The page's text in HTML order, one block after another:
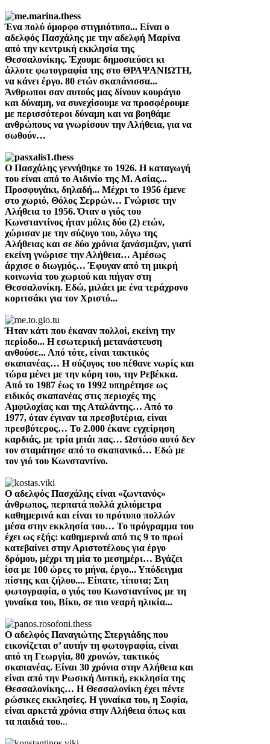
Ένα πολύ όμορφο στιγμιότυπο... Είναι ο
αδελφός Πασχάλης με την αδελφή Μαρίνα
από την κεντρική εκκλησία της
Θεσσαλονίκης. Έχουμε δημοσιεύσει κι
άλλοτε φωτογραφία της στο ΘΡΑΨΑΝΙΩΤΗ,
να κάνει έργο. 80 ετών σκαπάνισσα...
Άνθρωποι σαν αυτούς μας δίνουν κουράγιο
και δύναμη, να συνεχίσουμε να προσφέρουμε
με περισσότεροι δύναμη και να βοηθάμε
ανθρώπους να γνωρίσουν την Αλήθεια, για να
σωθούν…
Ο Πασχάλης γεννήθηκε το 1926. Η καταγωγή
του είναι από το Αιδινίο της Μ. Ασίας...
Προσφυγάκι, δηλαδή... Μέχρι το 1956 έμενε
στο χωριό, Θόλος Σερρών… Γνώρισε την
Αλήθεια το 1956. Όταν ο γιός του
Κωνσταντίνος ήταν μόλις δύο (2) ετών,
χώρισαν με την σύζυγο του, λόγω της
Αλήθειας και σε δύο χρόνια ξανάσμιξαν, γιατί
εκείνη γνώρισε την Αλήθεια… Αμέσως
άρχισε ο διωγμός… Έφυγαν από τη μικρή
κοινωνία του χωριού και πήγαν στη
Θεσσαλονίκη. Εδώ, μιλάει με ένα τεράχρονο
κοριτσάκι για τον Χριστό...
Ήταν κάτι που έκαναν πολλοί, εκείνη την
περίοδο... Η εσωτερική μετανάστευση
ανθούσε... Από τότε, είναι τακτικός
σκαπανέας… Η σύζυγος του πέθανε νωρίς και
τώρα μένει με την κόρη του, την Ρεβέκκα.
Από το 1987 έως το 1992 υπηρέτησε ως
ειδικός σκαπανέας στις περιοχές της
Αμφιλοχίας και της Αταλάντης… Από το
1977, όταν έγιναν τα πρεσβυτέρια, είναι
πρεσβύτερος… Το 2.000 έκανε εγχείρηση
καρδιάς, με τρία μπάι πας… Ωστόσο αυτό δεν
τον σταμάτησε από το σκαπανικό… Εδώ με
τον γιό του Κωνσταντίνο.
Ο αδελφός Πασχάλης είναι «ζωντανός»
άνθρωπος, περπατά πολλά χιλιόμετρα
καθημερινά και είναι το πρότυπο πολλών
μέσα στην εκκλησία του… Το πρόγραμμα του
έχει ως εξής: καθημερινά από τις 9 το πρωί
κατεβαίνει στην Αριστοτέλους για έργο
δρόμου, μέχρι τη μία το μεσημέρι… Βγάζει
ίσα με 100 ώρες το μήνα, έργο... Υπόδειγμα
πίστης και ζήλου.... Είπατε, τίποτα; Στη
φωτογραφία, ο γιός του Κωνσταντίνος με τη
γυναίκα του, Βίκυ, σε πιο νεαρή ηλικία...
Ο αδελφός Παναγιώτης Στεργιάδης που
εικονίζεται σ’ αυτήν τη φωτογραφία, είναι
από τη Γεωργία, 80 χρονών, τακτικός
σκαπανέας. Είναι 30 χρόνια στην Αλήθεια και
είναι από την Ρωσική Δυτική, εκκλησία της
Θεσσαλονίκης… Η Θεσσαλονίκη έχει πέντε
ρώσικες εκκλησίες. Η γυναίκα του, η Σοφία,
είναι αρκετά χρόνια στην Αλήθεια όπως και
τα παιδιά του...